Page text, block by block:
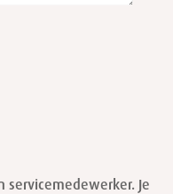
servicemedewerker. Je